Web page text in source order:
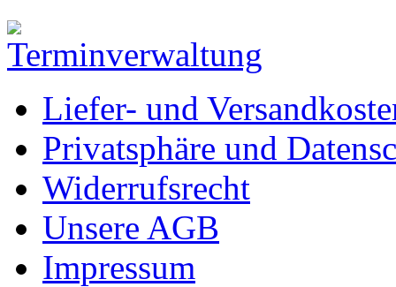
Liefer- und
Privatsphäre und
Widerrufsrecht
Unsere AGB
Impressum